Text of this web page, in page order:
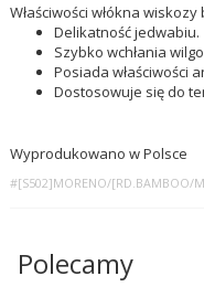
Właściwości włókna
Delikatność jedwabiu.
Szybko wchłania
Posiada właściwości
Dostosowuje się do
Wyprodukowano w Polsce
#[S502]MORENO/[RD.BAMBOO/
Polecamy